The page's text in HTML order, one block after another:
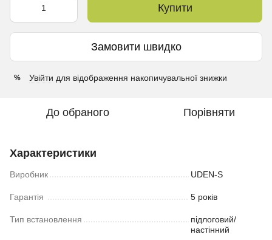
Купити
Замовити швидко
% Увійти для відображення накопичувальної знижки
До обраного Порівняти
Характеристики
Виробник UDEN-S
Гарантія 5 років
Тип встановлення
підлоговий/
настінний